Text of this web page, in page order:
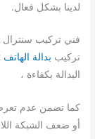
لدينا بشكل فعال.
فني تركيب سنترال
تركيب بدالة الهاتف
البدالة بكفاءة ،
كما تضمن عدم
أو ضعف الشبكة